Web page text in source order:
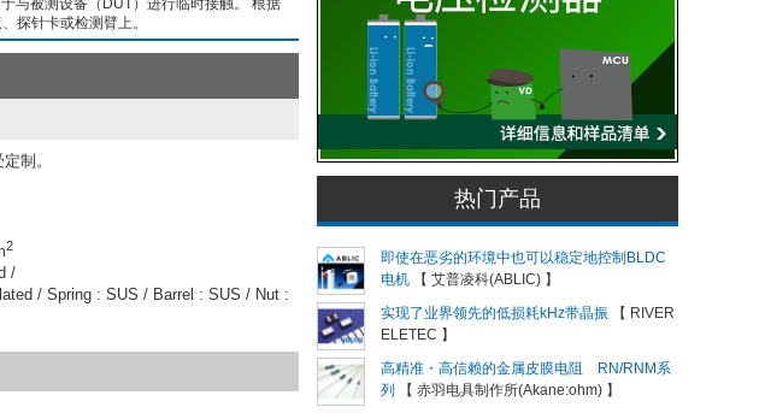
与被测设备（DUT）进行临时接触。 根据
探针卡或检测臂上。
制。
2
/
/ Spring : SUS / Barrel : SUS / Nut :
热门产品
即使在恶劣的环境中也可以稳定地控制BLDC
电机
【 艾普凌科(ABLIC) 】
实现了业界领先的低损耗kHz带晶振
【 RIVER
ELETEC 】
高精准・高信赖的金属皮膜电阻 RN/RNM系
列
【 赤羽电具制作所(Akane:ohm) 】